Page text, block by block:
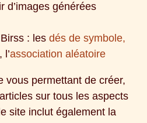
d’images générées
: les dés de symbole,
, l’association aléatoire
vous permettant de créer,
sur tous les aspects
site inclut également la